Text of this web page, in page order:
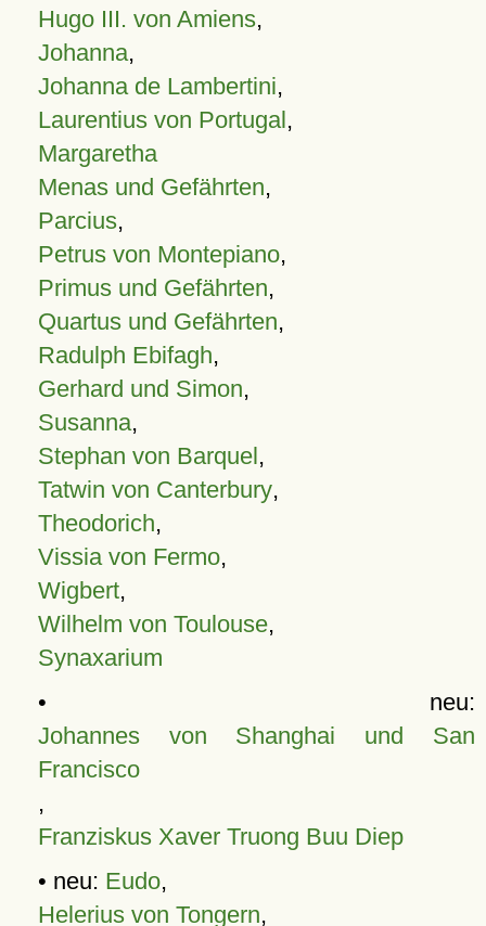
Hugo III. von Amiens,
Johanna,
Johanna de Lambertini,
Laurentius von Portugal,
Margaretha
Menas und Gefährten,
Parcius,
Petrus von Montepiano,
Primus und Gefährten,
Quartus und Gefährten,
Radulph Ebifagh,
Gerhard und Simon,
Susanna,
Stephan von Barquel,
Tatwin von Canterbury,
Theodorich,
Vissia von Fermo,
Wigbert,
Wilhelm von Toulouse,
Synaxarium
• neu:
Johannes von Shanghai und San
Francisco
,
Franziskus Xaver Truong Buu Diep
• neu: Eudo,
Helerius von Tongern,